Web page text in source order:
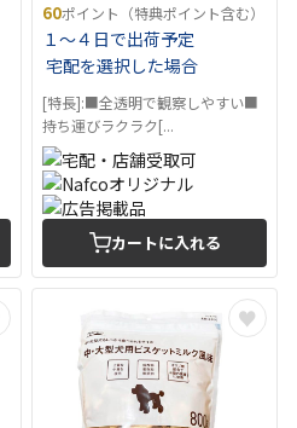
60ポイント（特典ポイント含む）
１～４日で出荷予定
宅配を選択した場合
[特長]:■全透明で観察しやすい■
持ち運びラクラク[...
カートに入れる